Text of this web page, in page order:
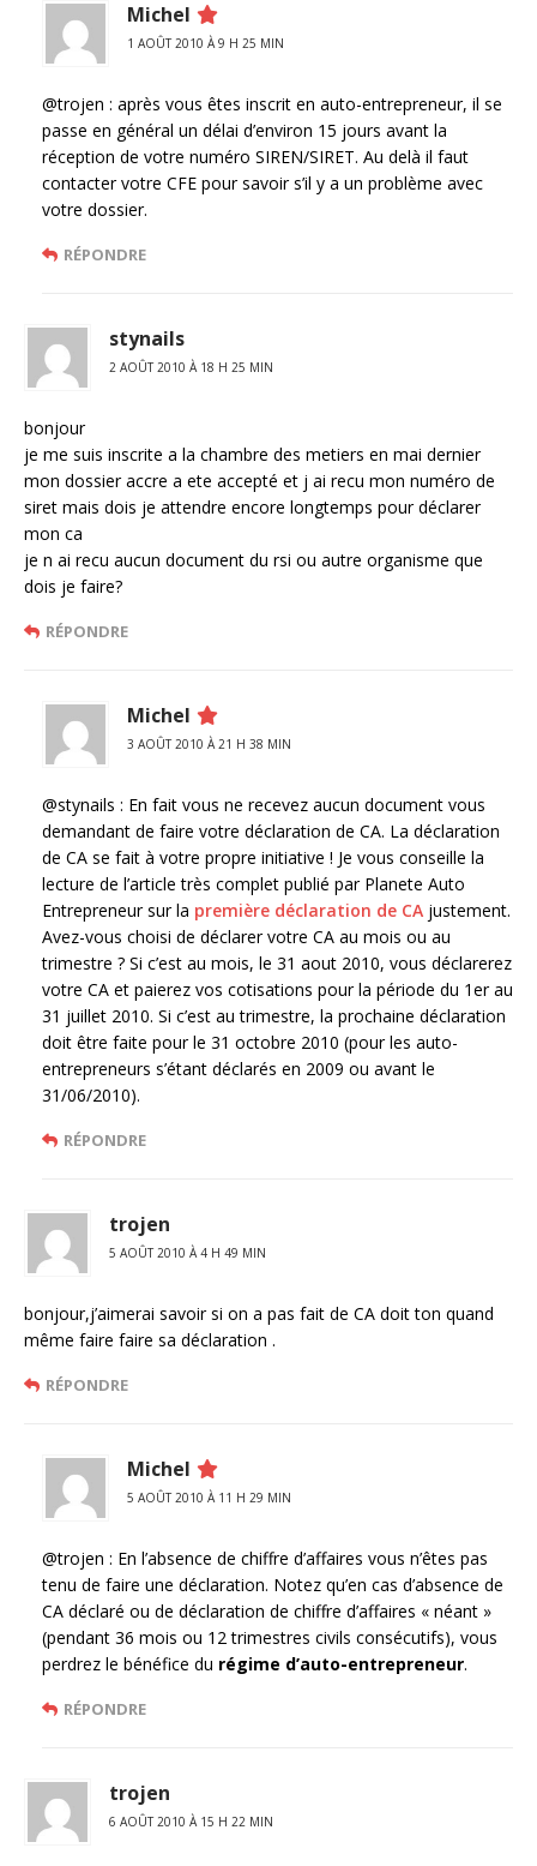
Michel
1 AOÛT 2010 À 9 H 25 MIN
@trojen : après vous êtes inscrit en auto-entrepreneur, il se
passe en général un délai d’environ 15 jours avant la
réception de votre numéro SIREN/SIRET. Au delà il faut
contacter votre CFE pour savoir s’il y a un problème avec
votre dossier.
RÉPONDRE
stynails
2 AOÛT 2010 À 18 H 25 MIN
bonjour
je me suis inscrite a la chambre des metiers en mai dernier
mon dossier accre a ete accepté et j ai recu mon numéro de
siret mais dois je attendre encore longtemps pour déclarer
mon ca
je n ai recu aucun document du rsi ou autre organisme que
dois je faire?
RÉPONDRE
Michel
3 AOÛT 2010 À 21 H 38 MIN
@stynails : En fait vous ne recevez aucun document vous
demandant de faire votre déclaration de CA. La déclaration
de CA se fait à votre propre initiative ! Je vous conseille la
lecture de l’article très complet publié par Planete Auto
Entrepreneur sur la première déclaration de CA justement.
Avez-vous choisi de déclarer votre CA au mois ou au
trimestre ? Si c’est au mois, le 31 aout 2010, vous déclarerez
votre CA et paierez vos cotisations pour la période du 1er au
31 juillet 2010. Si c’est au trimestre, la prochaine déclaration
doit être faite pour le 31 octobre 2010 (pour les auto-
entrepreneurs s’étant déclarés en 2009 ou avant le
31/06/2010).
RÉPONDRE
trojen
5 AOÛT 2010 À 4 H 49 MIN
bonjour,j’aimerai savoir si on a pas fait de CA doit ton quand
même faire faire sa déclaration .
RÉPONDRE
Michel
5 AOÛT 2010 À 11 H 29 MIN
@trojen : En l’absence de chiffre d’affaires vous n’êtes pas
tenu de faire une déclaration. Notez qu’en cas d’absence de
CA déclaré ou de déclaration de chiffre d’affaires « néant »
(pendant 36 mois ou 12 trimestres civils consécutifs), vous
perdrez le bénéfice du régime d’auto-entrepreneur.
RÉPONDRE
trojen
6 AOÛT 2010 À 15 H 22 MIN